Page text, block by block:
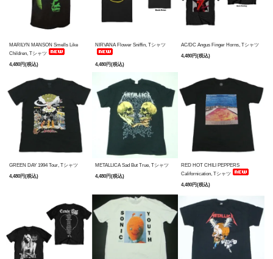
MARILYN MANSON Smells Like
Children, Tシャツ
4,480円(税込)
NIRVANA Flower Sniffin, Tシャツ
4,480円(税込)
AC/DC Angus Finger Horns, Tシャツ
4,480円(税込)
GREEN DAY 1994 Tour, Tシャツ
4,480円(税込)
METALLICA Sad But True, Tシャツ
4,480円(税込)
RED HOT CHILI PEPPERS
Californication, Tシャツ
4,480円(税込)